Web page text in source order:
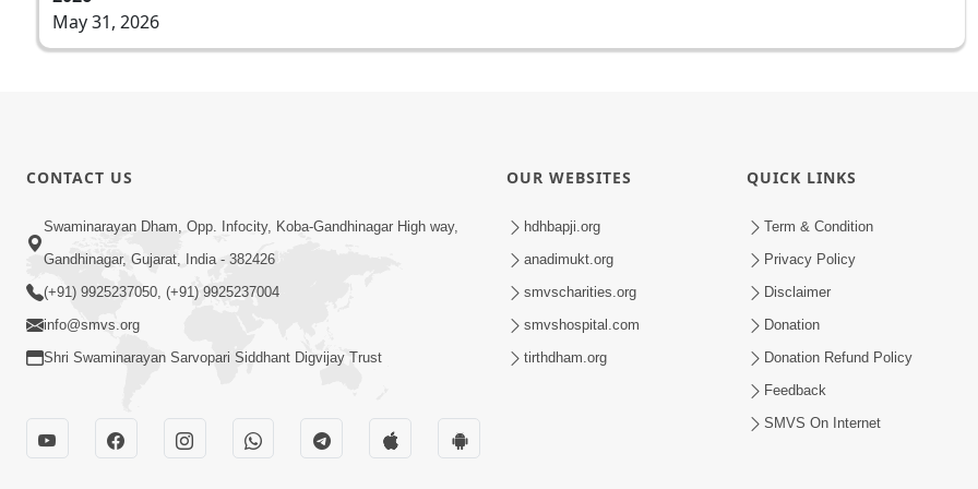
May 31, 2026
CONTACT US
Swaminarayan Dham, Opp. Infocity, Koba-Gandhinagar High way,
Gandhinagar, Gujarat, India - 382426
(+91) 9925237050, (+91) 9925237004
info@smvs.org
Shri Swaminarayan Sarvopari Siddhant Digvijay Trust
OUR WEBSITES
hdhbapji.org
anadimukt.org
smvscharities.org
smvshospital.com
tirthdham.org
QUICK LINKS
Term & Condition
Privacy Policy
Disclaimer
Donation
Donation Refund Policy
Feedback
SMVS On Internet